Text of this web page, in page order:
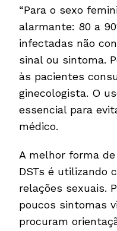
“Para o sexo
alarmante: 80 a
infectadas não
sinal ou sintoma.
às pacientes
ginecologista. O
essencial para
médico.
A melhor forma
DSTs é utilizando
relações sexuais.
poucos sintomas
procuram